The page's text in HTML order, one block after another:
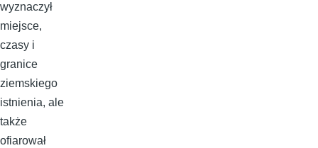
wyznaczył
miejsce,
czasy i
granice
ziemskiego
istnienia, ale
także
ofiarował